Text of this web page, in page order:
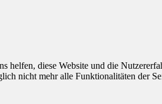
helfen, diese Website und die
nicht mehr alle Funktionalitäten der